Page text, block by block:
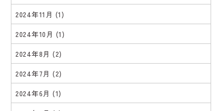
2024年11月 (1)
2024年10月 (1)
2024年8月 (2)
2024年7月 (2)
2024年6月 (1)